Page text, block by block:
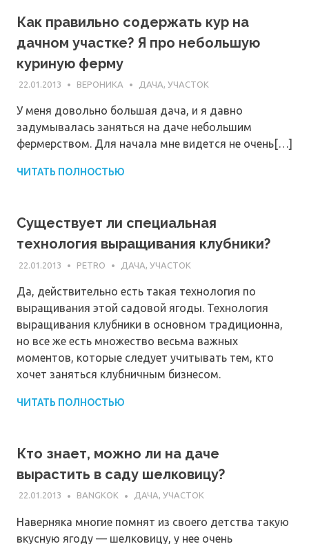
Как правильно содержать кур на
дачном участке? Я про небольшую
куриную ферму
22.01.2013 ВЕРОНИКА ДАЧА, УЧАСТОК
У меня довольно большая дача, и я давно
задумывалась заняться на даче небольшим
фермерством. Для начала мне видется не очень[…]
ЧИТАТЬ ПОЛНОСТЬЮ
Существует ли специальная
технология выращивания клубники?
22.01.2013 PETRO ДАЧА, УЧАСТОК
Да, действительно есть такая технология по
выращивания этой садовой ягоды. Технология
выращивания клубники в основном традиционна,
но все же есть множество весьма важных
моментов, которые следует учитывать тем, кто
хочет заняться клубничным бизнесом.
ЧИТАТЬ ПОЛНОСТЬЮ
Кто знает, можно ли на даче
вырастить в саду шелковицу?
22.01.2013 BANGKOK ДАЧА, УЧАСТОК
Наверняка многие помнят из своего детства такую
вкусную ягоду — шелковицу, у нее очень